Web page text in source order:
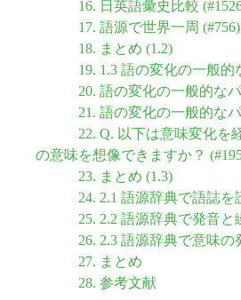
16. 日英語彙史比較
17. 語源で世界一周 (#756)
18. まとめ (1.2)
19. 1.3 語の変化の一般
20. 語の変化の一般的な
21. 語の変化の一般的な
22. Q. 以下は意味変化を
の意味を想像できますか？
23. まとめ (1.3)
24. 2.1 語源辞典で語誌を
25. 2.2 語源辞典で発音と
26. 2.3 語源辞典で意味の
27. まとめ
28. 参考文献